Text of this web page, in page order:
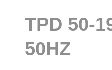
TPD 50-
50HZ